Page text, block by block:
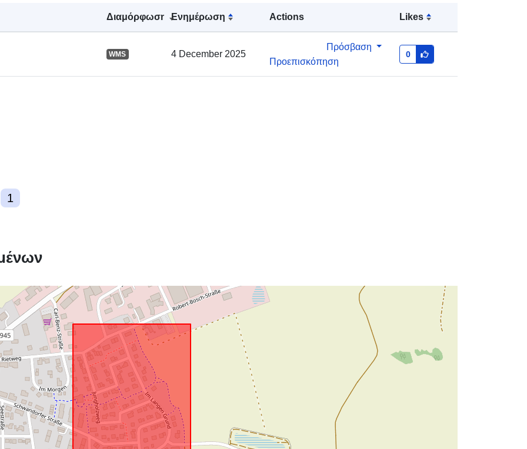
Διαμόρφωση Ενημέρωση Actions Likes
WMS 4 December 2025
Πρόσβαση
Προεπισκόπηση
0
1
καταλόγου:
January 2026
Επικαιροποιήθηκε στα data.europa.eu:
04 August 2026
Χωρικός: Συντεταγμένες: [ [ 8.9355362,
a282f77c48df